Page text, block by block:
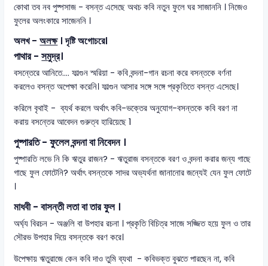
কোথা তব নব পুষ্পসাজ - বসন্ত এসেছে অথচ কবি নতুন ফুলে ঘর সাজাননি । নিজেও
ফুলের অলংকারে সাজেননি ।
অলখ -অলক্ষ। দৃষ্টি অগোচরে।
পাথার -সমুদ্র।
বসন্তেরে আনিতে.... ফাল্গুন স্মরিয়া - কবি বন্দনা-গান রচনা করে বসন্তকে বর্ণনা
করলেও বসন্ত অপেক্ষা করেনি। ফাল্গুন আসার সঙ্গে সঙ্গে প্রকৃতিতে বসন্ত এসেছে।
করিলে বৃথাই - ব্যর্থ করলে অর্থাৎ কবি-ভক্তের অনুযোগ-বসন্তকে কবি বরণ না
করায় বসন্তের আবেদন গুরুত্ব হারিয়েছে 1
পুষ্পারতি - ফুলেল বন্দনা বা নিবেদন ।
পুষ্পারতি লভে নি কি ঋতুর রাজন? - ঋতুরাজ বসন্তকে বরণ ও বন্দনা করার জন্য গাছে
গাছে ফুল ফোটেনি? অর্থাৎ বসন্তকে সাদর অভ্যর্থনা জানানোর জন্যেই যেন ফুল ফোটে
।
মাধবী - বাসন্তী লতা বা তার ফুল ।
অর্ঘ্য বিরচন - অঞ্জলি বা উপহার রচনা । প্রকৃতি বিচিত্র সাজে সজ্জিত হয়ে ফুল ও তার
সৌরভ উপহার দিয়ে বসন্তকে বরণ করে।
উপেক্ষায় ঋতুরাজে কেন কবি দাও তুমি ব্যথা - কবিভক্ত বুঝতে পারছেন না, কবি